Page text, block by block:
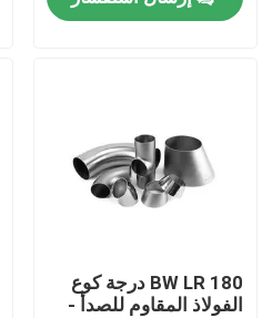
مراقبة الجودة
أخبار
صفائح الفولاذ المقاوم للصدأ
BW LR 180 درجة كوع
الفولاذ المقاوم للصدأ -